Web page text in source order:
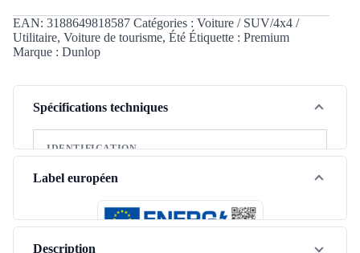
R15
88H
XL
EAN: 3188649818587 Catégories : Voiture / SUV/4x4 /
Utilitaire, Voiture de tourisme, Été Étiquette : Premium
Marque : Dunlop
Spécifications techniques
IDENTIFICATION
Marque
Sport BluResponse
Saison Été
Label européen
Description